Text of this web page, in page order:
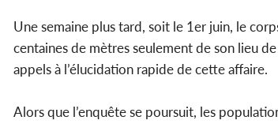
Une semaine plus tard, soit le 1er juin, le
centaines de mètres seulement de son lieu
appels à l’élucidation rapide de cette affaire.
Alors que l’enquête se poursuit, les